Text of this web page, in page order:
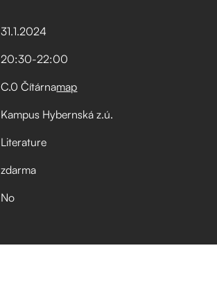
31.1.2024
20:30-22:00
C.0 Čítárnamap
Kampus Hybernská z.ú.
Literature
zdarma
No